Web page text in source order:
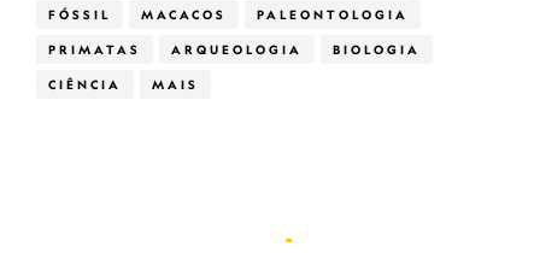
FÓSSIL MACACOS PALEONTOLOGIA
PRIMATAS ARQUEOLOGIA BIOLOGIA
CIÊNCIA MAIS